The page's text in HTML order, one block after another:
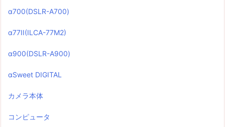
α700(DSLR-A700)
α77II(ILCA-77M2)
α900(DSLR-A900)
αSweet DIGITAL
カメラ本体
コンピュータ